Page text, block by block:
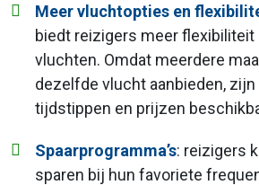
Meer vluchtopties en
biedt reizigers meer flexibiliteit
vluchten. Omdat meerdere
dezelfde vlucht aanbieden,
tijdstippen en prijzen
Spaarprogramma’s: reizigers
sparen bij hun favoriete